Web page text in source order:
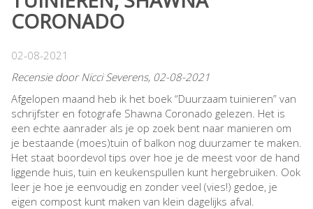
CORONADO
02-08-2021
Recensie door Nicci Severens, 02-08-2021
Afgelopen maand heb ik het boek “Duurzaam tuinieren” van
schrijfster en fotografe Shawna Coronado gelezen. Het is
een echte aanrader als je op zoek bent naar manieren om
je bestaande (moes)tuin of balkon nog duurzamer te maken.
Het staat boordevol tips over hoe je de meest voor de hand
liggende huis, tuin en keukenspullen kunt hergebruiken. Ook
leer je hoe je eenvoudig en zonder veel (vies!) gedoe, je
eigen compost kunt maken van klein dagelijks afval.